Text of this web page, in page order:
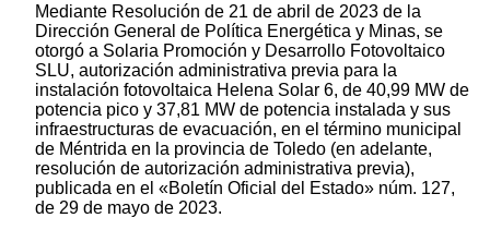
Mediante Resolución de 21 de abril de 2023 de la
Dirección General de Política Energética y Minas, se
otorgó a Solaria Promoción y Desarrollo Fotovoltaico
SLU, autorización administrativa previa para la
instalación fotovoltaica Helena Solar 6, de 40,99 MW de
potencia pico y 37,81 MW de potencia instalada y sus
infraestructuras de evacuación, en el término municipal
de Méntrida en la provincia de Toledo (en adelante,
resolución de autorización administrativa previa),
publicada en el «Boletín Oficial del Estado» núm. 127,
de 29 de mayo de 2023.